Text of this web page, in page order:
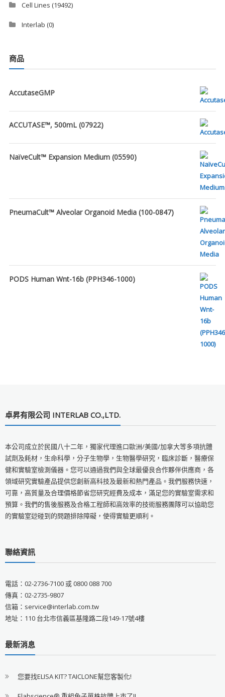
Cell Lines (19492)
Interlab (0)
商品
AccutaseGMP
ACCUTASE™, 500mL (07922)
NaïveCult™ Expansion Medium (05590)
PneumaCult™ Alveolar Organoid Media (100-0847)
PODS Human Wnt-16b (PPH346-1000)
卓昇有限公司 INTERLAB CO.,LTD.
本公司成立於民國八十二年，獨家代理進口歐洲/美國/加拿大等多項抗體
試劑及耗材，生命科學，分子生物學，生物醫學研究，臨床診斷，醫療保
健和實驗室檢測儀器。您可以通過我們與全球最優良合作夥伴供應商，各
領域研究實驗產品提供您創新高科技及最新和熱門產品。我們服務快速，
可靠，高質量及合理價格節省您研究經費及成本，滿足您的實驗室需求和
預算。我們的售後服務及合格工程師和高效率的技術服務團隊可以協助您
的實驗室逤碰到的問題排除障礙，使得實驗更順利。
聯絡資訊
電話：02-2736-7100 或 0800 088 700
傳真：02-2735-9807
信箱：service@interlab.com.tw
地址：110 台北市信義區基隆路二段149-17號4樓
最新消息
您要找ELISA KIT? TAICLONE幫您客製化!